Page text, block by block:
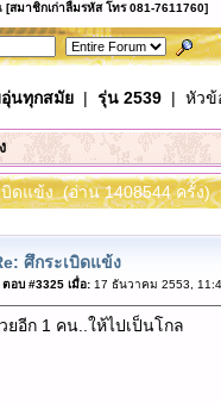
[สมาชิกเก่าลืมรหัส โทร 081-7611760]
นทุกสมัย| รุ่น 2539| หัวข้
ดแข้ง (อ่าน 1408544 ครั้ง)
ศึกระเบิดแข้ง
ตอบ #3325 เมื่อ:17 ธันวาคม 2553,
อีก 1 คน..ให้ไปเป็นโกล